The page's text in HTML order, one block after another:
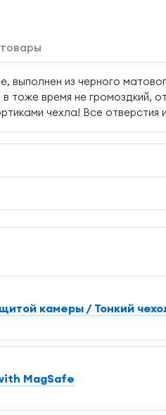
выполнен из черного
время не громоздкий,
чехла! Все
камеры / Тонкий
MagSafe